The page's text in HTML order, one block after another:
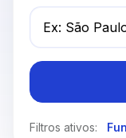
Filtros ativos: